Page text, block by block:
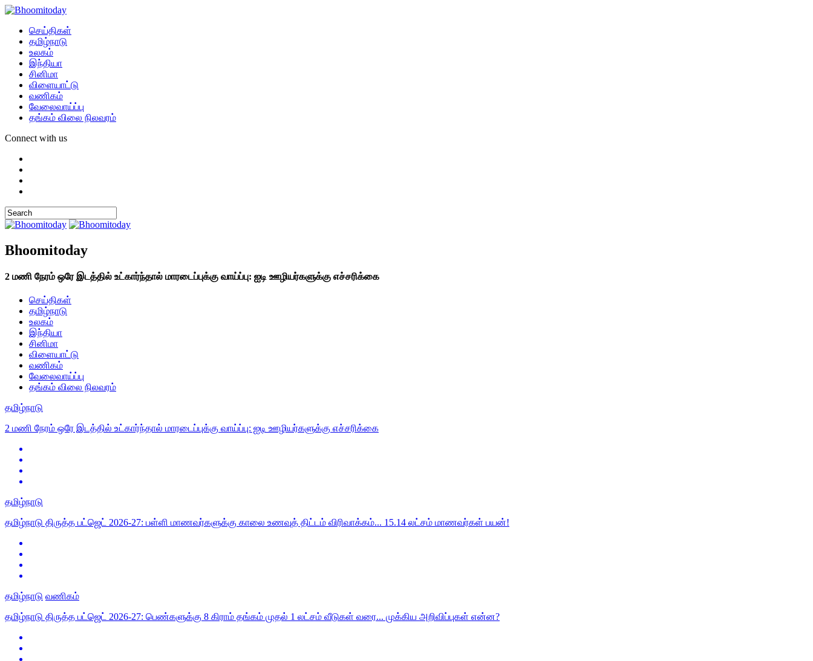
செய்திகள்
தமிழ்நாடு
உலகம்
இந்தியா
சினிமா
விளையாட்டு
வணிகம்
வேலைவாய்ப்பு
தங்கம் விலை நிலவரம்
Connect with us
Bhoomitoday
2 மணி நேரம் ஒரே இடத்தில் உட்கார்ந்தால் மாரடைப்புக்கு வாய்ப்பு: ஐடி ஊழியர்களுக்கு எச்சரிக்கை
செய்திகள்
தமிழ்நாடு
உலகம்
இந்தியா
சினிமா
விளையாட்டு
வணிகம்
வேலைவாய்ப்பு
தங்கம் விலை நிலவரம்
தமிழ்நாடு
2 மணி நேரம் ஒரே இடத்தில் உட்கார்ந்தால் மாரடைப்புக்கு வாய்ப்பு: ஐடி ஊழியர்களுக்கு எச்சரிக்கை
தமிழ்நாடு
தமிழ்நாடு திருத்த பட்ஜெட் 2026-27: பள்ளி மாணவர்களுக்கு காலை உணவுத் திட்டம் விரிவாக்கம்... 15.14 லட்சம் மாணவர்கள் பயன்!
தமிழ்நாடு வணிகம்
தமிழ்நாடு திருத்த பட்ஜெட் 2026-27: பெண்களுக்கு 8 கிராம் தங்கம் முதல் 1 லட்சம் வீடுகள் வரை... முக்கிய அறிவிப்புகள் என்ன?